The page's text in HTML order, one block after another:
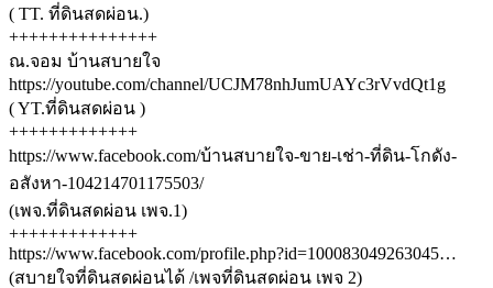
( TT. ที่ดินสดผ่อน.)
+++++++++++++++
ณ.จอม บ้านสบายใจ
https://youtube.com/channel/UCJM78nhJumUAYc3rVvdQt1g
( YT.ที่ดินสดผ่อน )
+++++++++++++
https://www.facebook.com/บ้านสบายใจ-ขาย-เช่า-ที่ดิน-โกดัง-
อสังหา-104214701175503/
(เพจ.ที่ดินสดผ่อน เพจ.1)
+++++++++++++
https://www.facebook.com/profile.php?id=100083049263045…
(สบายใจที่ดินสดผ่อนได้ /เพจที่ดินสดผ่อน เพจ 2)